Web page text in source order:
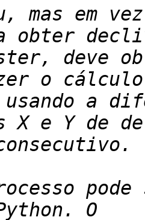
mas em
deve
a